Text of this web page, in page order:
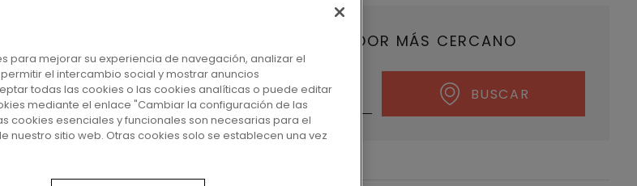
LOCALICE SU DISTRIBUIDOR MÁS CERCANO
BUSCAR
para mejorar su experiencia de navegación, analizar el
el intercambio social y mostrar anuncios
todas las cookies o las cookies analíticas o puede editar
mediante el enlace "Cambiar la configuración de las
cookies esenciales y funcionales son necesarias para el
nuestro sitio web. Otras cookies solo se establecen una vez